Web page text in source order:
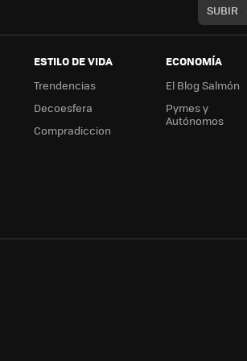
SUBIR
ESTILO DE VIDA
Trendencias
Decoesfera
Compradiccion
ECONOMÍA
El Blog Salmón
Pymes y
Autónomos